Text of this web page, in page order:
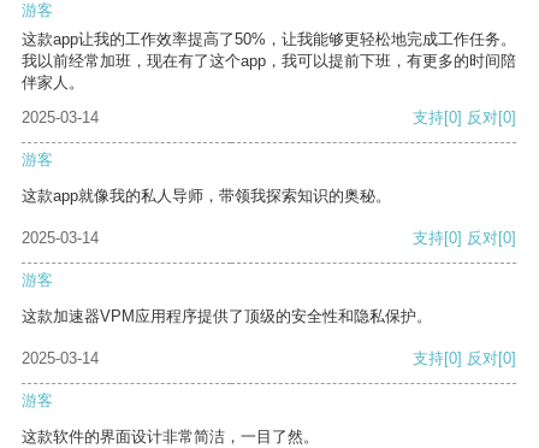
游客
这款app让我的工作效率提高了50%，让我能够更轻松地完成工作任务。
我以前经常加班，现在有了这个app，我可以提前下班，有更多的时间陪
伴家人。
2025-03-14
支持[0] 反对[0]
游客
这款app就像我的私人导师，带领我探索知识的奥秘。
2025-03-14 支持[0] 反对[0]
游客
这款加速器VPM应用程序提供了顶级的安全性和隐私保护。
2025-03-14 支持[0] 反对[0]
游客
这款软件的界面设计非常简洁，一目了然。